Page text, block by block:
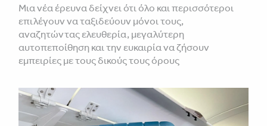
Μια νέα έρευνα δείχνει ότι όλο και περισσότεροι
επιλέγουν να ταξιδεύουν μόνοι τους,
αναζητώντας ελευθερία, μεγαλύτερη
αυτοπεποίθηση και την ευκαιρία να ζήσουν
εμπειρίες με τους δικούς τους όρους